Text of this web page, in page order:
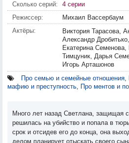
Сколько серий:
4 серии
Режиссер:
Михаил Вассербаум
Актёры:
Виктория Тарасова,
Александр
Екатерина
Тимцуник, Дарья
Игорь Арташонов
Про семью и семейные отношения,
мафию и преступность, Про ментов и
Много лет назад Светлана, защищая
решилась на убийство и попала в
срок и отсидев его до конца, она
делом планирует отыскать своего